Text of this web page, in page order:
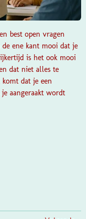
best open vragen
ene kant mooi dat je
is het ook mooi
dat niet alles te
dat je een
aangeraakt wordt